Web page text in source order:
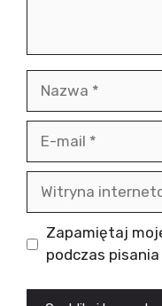
internetowa
Zapamiętaj
podczas